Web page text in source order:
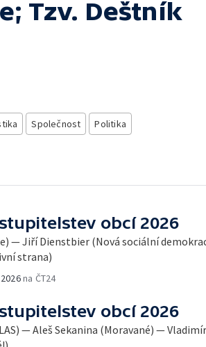
Tzv. Deštník
Společnost
Politika
obcí 2026
— Jiří Dienstbier (Nová sociální
strana)
na ČT24
obcí 2026
— Aleš Sekanina (Moravané) —